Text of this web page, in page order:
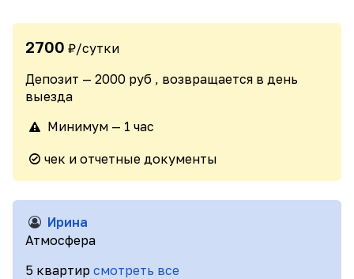
2700 ₽/сутки
Депозит — 2000 руб , возвращается в день
выезда
Минимум — 1 час
чек и отчетные документы
Ирина
Атмосфера
5 квартир смотреть все